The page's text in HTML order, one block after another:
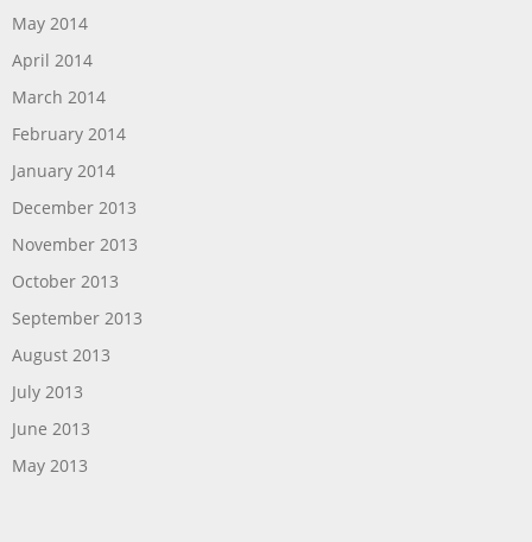
May 2014
April 2014
March 2014
February 2014
January 2014
December 2013
November 2013
October 2013
September 2013
August 2013
July 2013
June 2013
May 2013